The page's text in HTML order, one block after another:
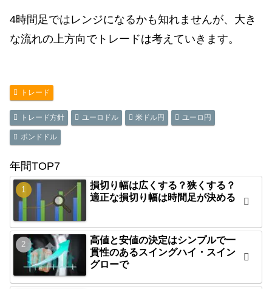
4時間足ではレンジになるかも知れませんが、大き
な流れの上方向でトレードは考えていきます。
トレード
トレード方針 ユーロドル 米ドル円 ユーロ円
ポンドドル
年間TOP7
損切り幅は広くする？狭くする？
適正な損切り幅は時間足が決める
高値と安値の決定はシンプルで一
貫性のあるスイングハイ・スイン
グローで